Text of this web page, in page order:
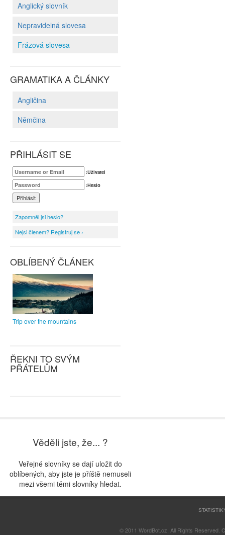
Anglický slovník
Nepravidelná slovesa
Frázová slovesa
GRAMATIKA A ČLÁNKY
Angličina
Němčina
PŘIHLÁSIT SE
:Uživatel
:Heslo
Zapomněl jsi heslo?
Nejsi členem? Registruj se ›
OBLÍBENÝ ČLÁNEK
Trip over the mountains
ŘEKNI TO SVÝM
PŘÁTELŮM
Věděli jste, že... ?
Veřejné slovníky se dají uložit do
oblíbených, aby jste je příště nemuseli
mezi všemi těmi slovníky hledat.
© 2011 WordBot.cz. All Rights Reserved.